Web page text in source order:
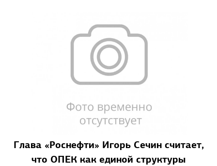
Глава «Роснефти» Игорь Сечин считает,
что ОПЕК как единой структуры